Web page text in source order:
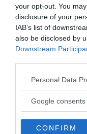
your opt-out. You
disclosure of your
IAB’s list of
also be disclosed by
Downstream
Please note that this
not limited to your
use your data for
consent section.
Personal Data
Google consents
CONFIRM
Kommissionen vill
manipulerande
riktning” och
huvudproblemet
tänkandet hos den
svensk
Margit Norell
aktörerna av